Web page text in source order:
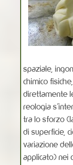
spaziale,
chimico
direttamente
reologia
tra lo sforzo
di superficie,
variazione
applicato) nei